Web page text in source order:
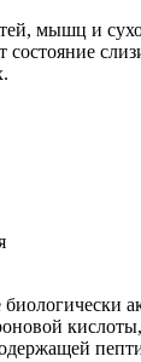
мышц и
состояние
биологически